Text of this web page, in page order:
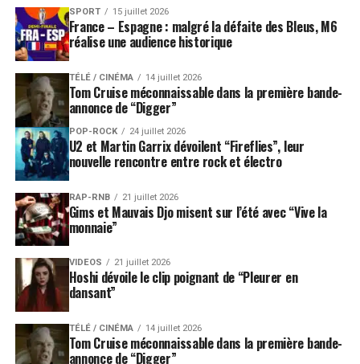
mode et performance dans un même récit artistique.
Une sortie pensée comme un
événement
La sortie de“MAYHEM Requiem”
place de Lady Gaga dans une pop contemporaine où
l’album ne suffit plus toujours à créer l’événement. Ici,
la chanteuse associe album live, film-concert, diffusion
Apple Music et projection en salles. Le dispositif
renforce l’idée d’un projet global, destiné autant à être
écouté qu’à être regardé.
Pour les fans,“MAYHEM Requiem”agit comme un
complément précieux à l’album original. Pour les autres,
il permet d’entrer dans l’univers
porte plus théâtrale, plus cinématographique, peut-être
plus proche de l’ADN profond de Gaga. Car derrière les
SPORT 15 juillet 2026
France – Espagne : malgré la défaite des Bleus, M6
réalise une audience historique
TÉLÉ / CINÉMA 14 juillet 2026
Tom Cruise méconnaissable dans la première bande-
annonce de “Digger”
POP-ROCK 24 juillet 2026
U2 et Martin Garrix dévoilent “Fireflies”, leur
nouvelle rencontre entre rock et électro
RAP-RNB 21 juillet 2026
Gims et Mauvais Djo misent sur l’été avec “Vive la
monnaie”
VIDEOS 21 juillet 2026
Hoshi dévoile le clip poignant de “Pleurer en
dansant”
TÉLÉ / CINÉMA 14 juillet 2026
Tom Cruise méconnaissable dans la première bande-
annonce de “Digger”